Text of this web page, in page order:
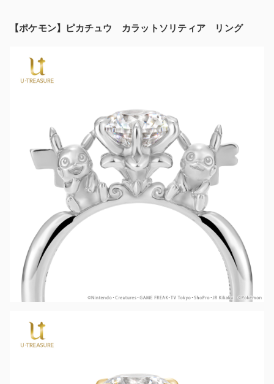
【ポケモン】ピカチュウ カラットソリティア リング